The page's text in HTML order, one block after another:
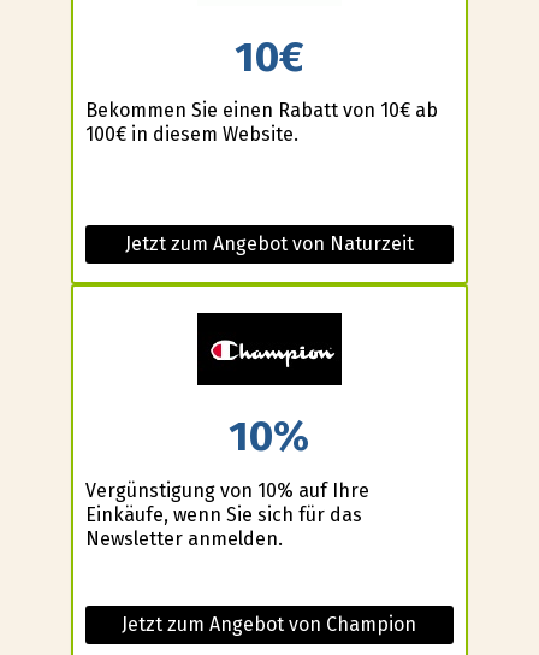
10€
Bekommen Sie einen Rabatt von 10€ ab
100€ in diesem Website.
Jetzt zum Angebot von Naturzeit
10%
Vergünstigung von 10% auf Ihre
Einkäufe, wenn Sie sich für das
Newsletter anmelden.
Jetzt zum Angebot von Champion